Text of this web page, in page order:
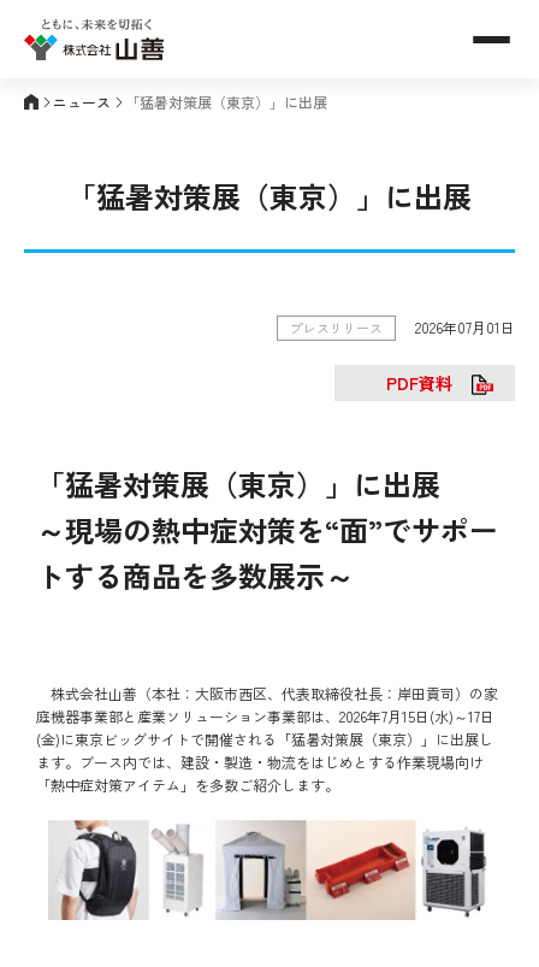
メニュ
ニュース 「猛暑対策展（東京）」に出展
「猛暑対策展（東京）」に出展
プレスリリース 2026年07月01日
PDF資料
「猛暑対策展（東京）」に出展
～現場の熱中症対策を“面”でサポー
トする商品を多数展示～
株式会社山善（本社：大阪市西区、代表取締役社長：岸田貢司）の家
庭機器事業部と産業ソリューション事業部は、2026年7月15日(水)～17日
(金)に東京ビッグサイトで開催される「猛暑対策展（東京）」に出展し
ます。ブース内では、建設・製造・物流をはじめとする作業現場向け
「熱中症対策アイテム」を多数ご紹介します。